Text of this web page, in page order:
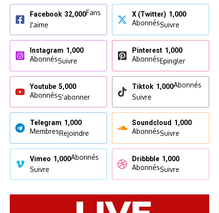
Facebook 32,000Fans
J'aime
X (Twitter) 1,000
AbonnésSuivre
Instagram 1,000
AbonnésSuivre
Pinterest 1,000
AbonnésEpingler
Youtube 5,000
AbonnésS'abonner
Tiktok 1,000Abonnés
Suivre
Telegram 1,000
MembresRejoindre
Soundcloud 1,000
AbonnésSuivre
Vimeo 1,000Abonnés
Suivre
Dribbble 1,000
AbonnésSuivre